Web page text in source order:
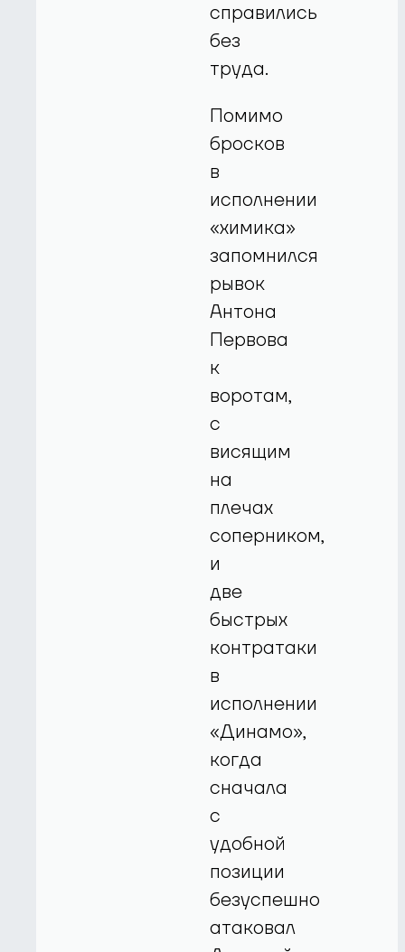
справились
без
труда.
Помимо
бросков
в
исполнении
«химика»
запомнился
рывок
Антона
Первова
к
воротам,
с
висящим
на
плечах
соперником,
и
две
быстрых
контратаки
в
исполнении
«Динамо»,
когда
сначала
с
удобной
позиции
безуспешно
атаковал